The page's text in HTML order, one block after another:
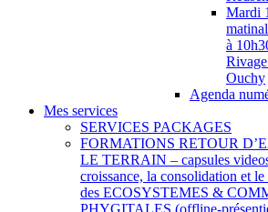
Mardi
à
Ouchy
Agenda
Mes services
SERVICES PACKAGES
FORMATIONS RETOUR
LE TERRAIN – capsules
croissance, la consolidation et
des ECOSYSTEMES &
PHYGITALES (offline-